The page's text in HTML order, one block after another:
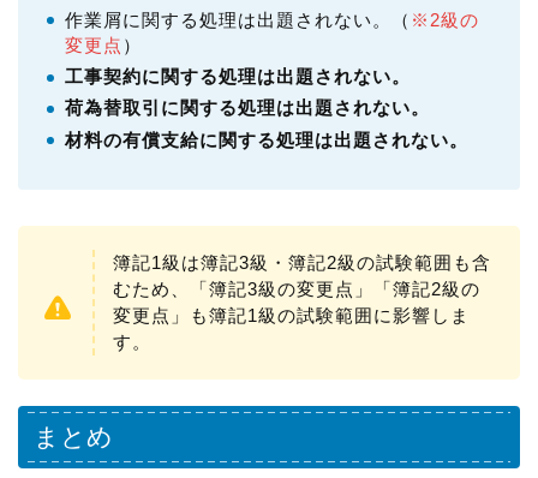
作業屑に関する処理は出題されない。（ ※2級の
変更点 ）
工事契約に関する処理は出題されない。
荷為替取引に関する処理は出題されない。
材料の有償支給に関する処理は出題されない。
簿記1級は簿記3級・簿記2級の試験範囲も含
むため、「簿記3級の変更点」「簿記2級の
変更点」も簿記1級の試験範囲に影響しま
す。
まとめ